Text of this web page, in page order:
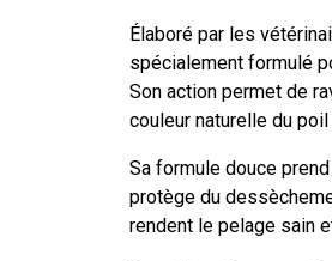
Élaboré par les
spécialement formulé
Son action permet de
couleur naturelle du
Sa formule douce
protège du
rendent le pelage sain